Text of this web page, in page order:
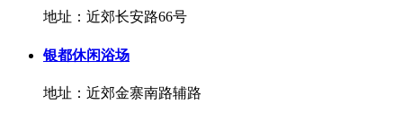
地址：近郊长安路66号
银都休闲浴场
地址：近郊金寨南路辅路